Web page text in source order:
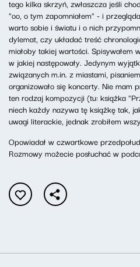
tego kilka skrzyń, zwłaszcza jeśli
"oo, o tym zapomniałem" - i
warto sobie i światu i o nich
dylemat, czy układać treść
miałoby takiej wartości. Spisywałem
w jakiej następowały. Jedynym
związanych m.in. z miastami,
organizowało się koncerty. Nie mam
ten rodzaj kompozycji (tu: książka
niech każdy nazywa tę książkę tak,
uwagi literackie, jednak zrobiłem
Opowiadał w czwartkowe
Rozmowy możecie posłuchać w